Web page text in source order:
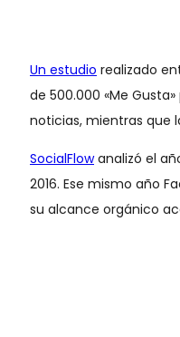
Un estudio realizado
de 500.000 «Me
noticias, mientras que
SocialFlowanalizó el
2016. Ese mismo año
su alcance orgánico